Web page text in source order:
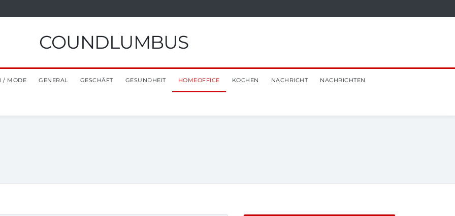
COUNDLUMBUS
/ MODE GENERAL GESCHÄFT GESUNDHEIT HOMEOFFICE KOCHEN NACHRICHT NACHRICHTEN